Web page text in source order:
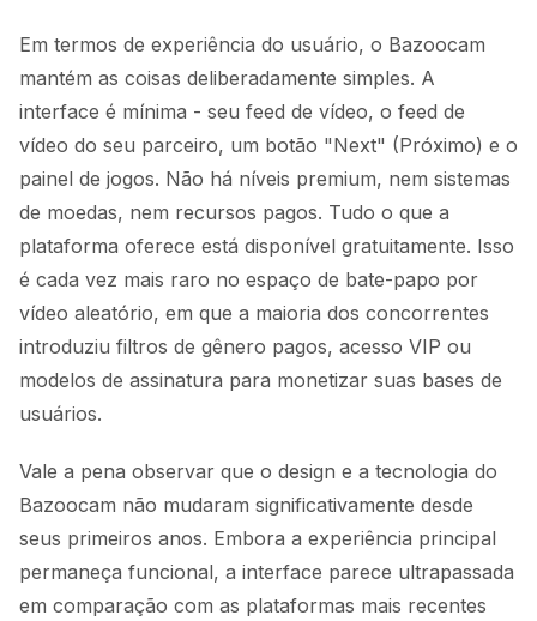
Em termos de experiência do usuário, o Bazoocam
mantém as coisas deliberadamente simples. A
interface é mínima - seu feed de vídeo, o feed de
vídeo do seu parceiro, um botão "Next" (Próximo) e o
painel de jogos. Não há níveis premium, nem sistemas
de moedas, nem recursos pagos. Tudo o que a
plataforma oferece está disponível gratuitamente. Isso
é cada vez mais raro no espaço de bate-papo por
vídeo aleatório, em que a maioria dos concorrentes
introduziu filtros de gênero pagos, acesso VIP ou
modelos de assinatura para monetizar suas bases de
usuários.
Vale a pena observar que o design e a tecnologia do
Bazoocam não mudaram significativamente desde
seus primeiros anos. Embora a experiência principal
permaneça funcional, a interface parece ultrapassada
em comparação com as plataformas mais recentes